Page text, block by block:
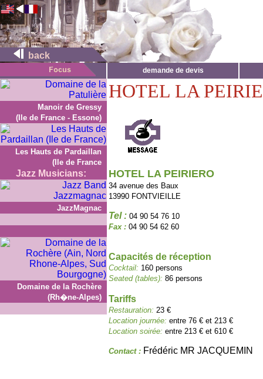
back
demande de devis
Manoir de Gressy
(Ile de France - Essone)
Les Hauts de Pardaillan
(Ile de France
Jazz Musicians:
JazzMagnac
Domaine de la Rochère
(Rh�ne-Alpes)
HOTEL LA
HOTEL LA PEIRIERO
34 avenue des Baux
13990 FONTVIEILLE
Tel : 04 90 54 76 10
Fax : 04 90 54 62 60
Capacités de réception
Cocktail: 160 persons
Seated (tables): 86 persons
Tariffs
Restauration: 23 €
Location journée: entre 76 € et 213 €
Location soirée: entre 213 € et 610 €
Contact : Frédéric MR JACQUEMIN